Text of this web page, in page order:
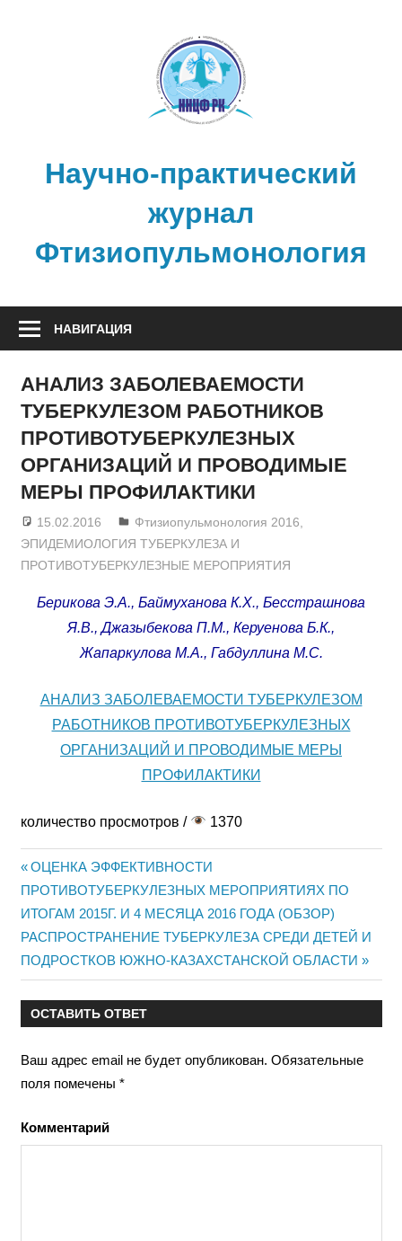
Научно-практический
журнал
Фтизиопульмонология
НАВИГАЦИЯ
АНАЛИЗ ЗАБОЛЕВАЕМОСТИ
ТУБЕРКУЛЕЗОМ РАБОТНИКОВ
ПРОТИВОТУБЕРКУЛЕЗНЫХ
ОРГАНИЗАЦИЙ И ПРОВОДИМЫЕ
МЕРЫ ПРОФИЛАКТИКИ
15.02.2016 admin
Фтизиопульмонология 2016
ЭПИДЕМИОЛОГИЯ ТУБЕРКУЛЕЗА И
ПРОТИВОТУБЕРКУЛЕЗНЫЕ МЕРОПРИЯТИЯ
Берикова Э.А., Баймуханова К.Х., Бесстрашнова
Я.В., Джазыбекова П.М., Керуенова Б.К.,
Жапаркулова М.А., Габдуллина М.С.
АНАЛИЗ ЗАБОЛЕВАЕМОСТИ ТУБЕРКУЛЕЗОМ
РАБОТНИКОВ ПРОТИВОТУБЕРКУЛЕЗНЫХ
ОРГАНИЗАЦИЙ И ПРОВОДИМЫЕ МЕРЫ
ПРОФИЛАКТИКИ
количество просмотров / 1370
Навигация
по
записям
Предыдущая
запись:
ОЦЕНКА ЭФФЕКТИВНОСТИ
ПРОТИВОТУБЕРКУЛЕЗНЫХ МЕРОПРИЯТИЯХ ПО
ИТОГАМ 2015Г. И 4 МЕСЯЦА 2016 ГОДА (ОБЗОР)
Следующая
запись:
РАСПРОСТРАНЕНИЕ ТУБЕРКУЛЕЗА СРЕДИ ДЕТЕЙ И
ПОДРОСТКОВ ЮЖНО-КАЗАХСТАНСКОЙ ОБЛАСТИ
ОСТАВИТЬ ОТВЕТ
Ваш адрес email не будет опубликован. Обязательные
поля помечены *
Комментарий